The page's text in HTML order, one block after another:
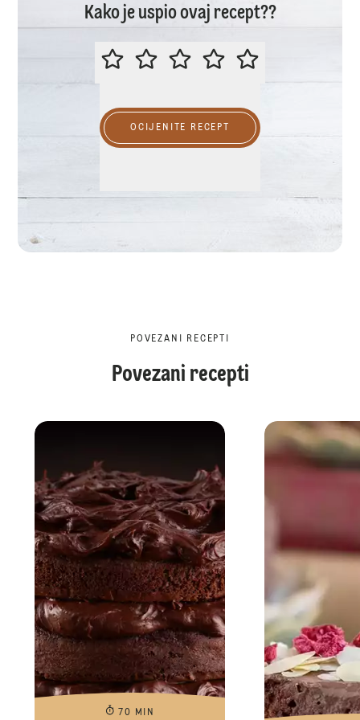
Kako je uspio ovaj recept??
MOLIMO OCIJENITE OVAJ
OCIJENITE RECEPT
POVEZANI RECEPTI
Povezani recepti
70 MIN